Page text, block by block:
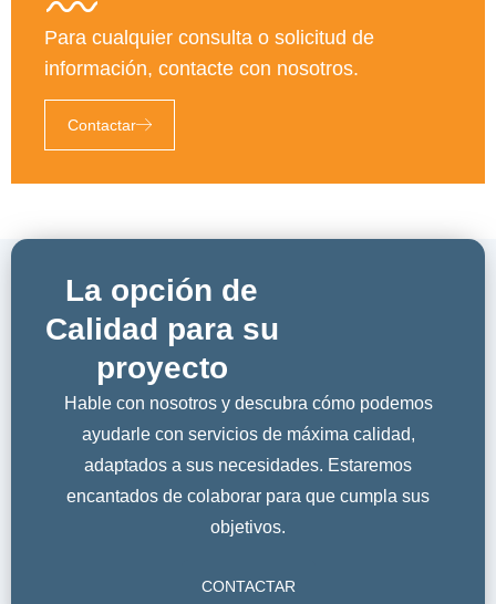
Para cualquier consulta o solicitud de
información, contacte con nosotros.
Contactar
La opción de
Calidad para su
proyecto
Hable con nosotros y descubra cómo podemos
ayudarle con servicios de máxima calidad,
adaptados a sus necesidades. Estaremos
encantados de colaborar para que cumpla sus
objetivos.
CONTACTAR